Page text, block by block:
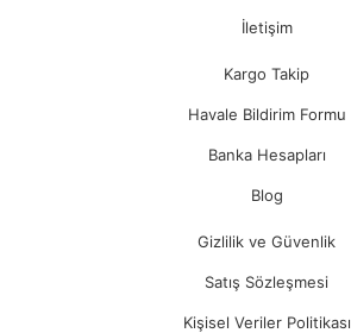
İletişim
Kargo Takip
Havale Bildirim Formu
Banka Hesapları
Blog
Gizlilik ve Güvenlik
Satış Sözleşmesi
Kişisel Veriler Politikası